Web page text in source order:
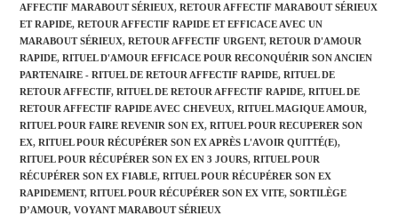
AFFECTIF MARABOUT SÉRIEUX, RETOUR AFFECTIF MARABOUT SÉRIEUX
ET RAPIDE, RETOUR AFFECTIF RAPIDE ET EFFICACE AVEC UN
MARABOUT SÉRIEUX, RETOUR AFFECTIF URGENT, RETOUR D'AMOUR
RAPIDE, RITUEL D'AMOUR EFFICACE POUR RECONQUÉRIR SON ANCIEN
PARTENAIRE - RITUEL DE RETOUR AFFECTIF RAPIDE, RITUEL DE
RETOUR AFFECTIF, RITUEL DE RETOUR AFFECTIF RAPIDE, RITUEL DE
RETOUR AFFECTIF RAPIDE AVEC CHEVEUX, RITUEL MAGIQUE AMOUR,
RITUEL POUR FAIRE REVENIR SON EX, RITUEL POUR RECUPERER SON
EX, RITUEL POUR RÉCUPÉRER SON EX APRÈS L'AVOIR QUITTÉ(E),
RITUEL POUR RÉCUPÉRER SON EX EN 3 JOURS, RITUEL POUR
RÉCUPÉRER SON EX FIABLE, RITUEL POUR RÉCUPÉRER SON EX
RAPIDEMENT, RITUEL POUR RÉCUPÉRER SON EX VITE, SORTILÈGE
D’AMOUR, VOYANT MARABOUT SÉRIEUX